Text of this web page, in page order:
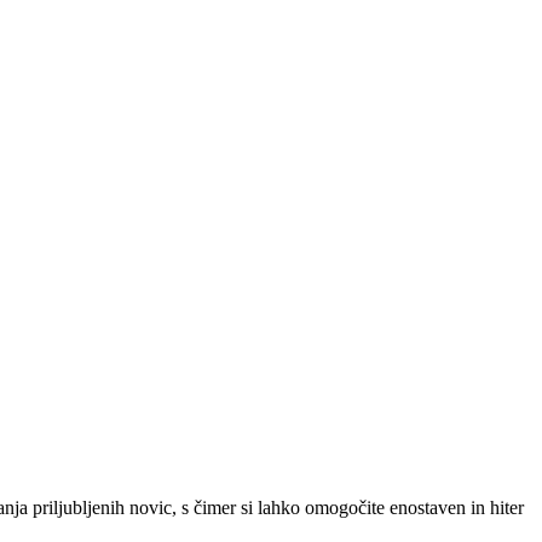
priljubljenih novic, s čimer si lahko omogočite enostaven in hiter